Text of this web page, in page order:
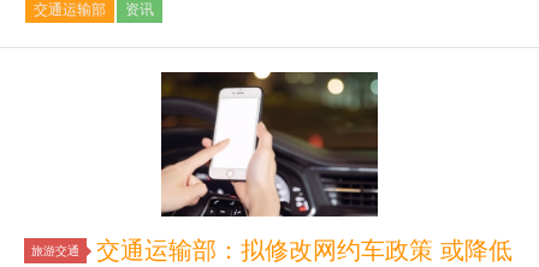
交通运输部 资讯
旅游交通
交通运输部：拟修改网约车政策 或降低